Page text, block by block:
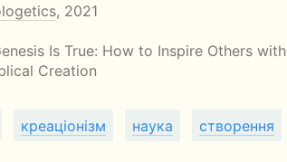
, 2021
Is True: How to Inspire Others with
Creation
креаціонізм наука створення